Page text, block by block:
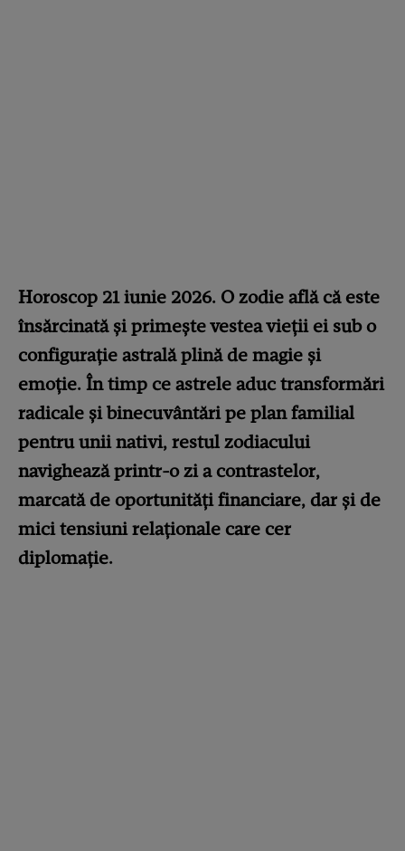
Horoscop 21 iunie 2026. O zodie află că este
însărcinată și primește vestea vieții ei sub o
configurație astrală plină de magie și
emoție. În timp ce astrele aduc transformări
radicale și binecuvântări pe plan familial
pentru unii nativi, restul zodiacului
navighează printr-o zi a contrastelor,
marcată de oportunități financiare, dar și de
mici tensiuni relaționale care cer
diplomație.